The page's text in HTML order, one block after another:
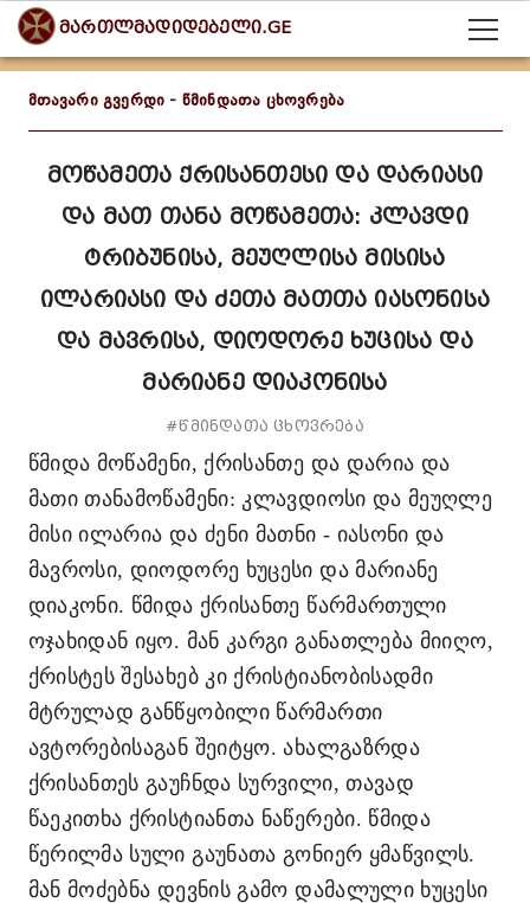
მართლმადიდებელი.GE
მთავარი გვერდი - წმინდათა ცხოვრება
მოწამეთა ქრისანთესი და დარიასი
და მათ თანა მოწამეთა: კლავდი
ტრიბუნისა, მეუღლისა მისისა
ილარიასი და ძეთა მათთა იასონისა
და მავრისა, დიოდორე ხუცისა და
მარიანე დიაკონისა
#წმინდათა ცხოვრება
წმიდა მოწამენი, ქრისანთე და დარია და
მათი თანამოწამენი: კლავდიოსი და მეუღლე
მისი ილარია და ძენი მათნი - იასონი და
მავროსი, დიოდორე ხუცესი და მარიანე
დიაკონი. წმიდა ქრისანთე წარმართული
ოჯახიდან იყო. მან კარგი განათლება მიიღო,
ქრისტეს შესახებ კი ქრისტიანობისადმი
მტრულად განწყობილი წარმართი
ავტორებისაგან შეიტყო. ახალგაზრდა
ქრისანთეს გაუჩნდა სურვილი, თავად
წაეკითხა ქრისტიანთა ნაწერები. წმიდა
წერილმა სული გაუნათა გონიერ ყმაწვილს.
მან მოძებნა დევნის გამო დამალული ხუცესი